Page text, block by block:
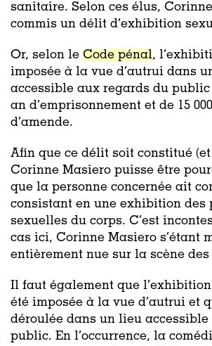
sanitaire. Selon ces élus,
commis un délit d’exhibition
Or, selon le Code pénal,
imposée à la vue d’autrui dans
accessible aux regards du public
an d’emprisonnement et de 15
d’amende.
Afin que ce délit soit constitué
Corinne Masiero puisse être
que la personne concernée ait
consistant en une exhibition des
sexuelles du corps. C’est
cas ici, Corinne Masiero s’étant
entièrement nue sur la scène des
Il faut également que
été imposée à la vue d’autrui et
déroulée dans un lieu
public. En l’occurrence, la